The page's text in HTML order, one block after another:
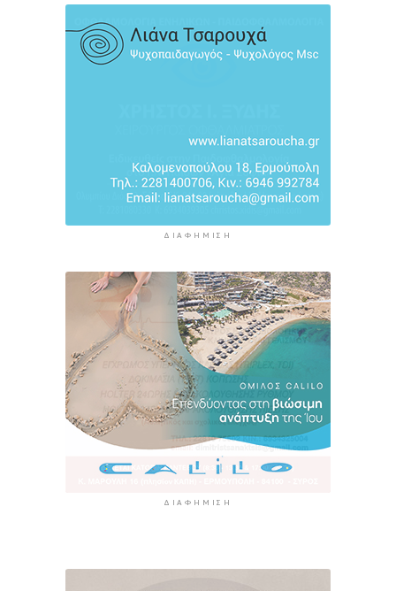
να μην εξαντληθούμε από τη ζέστη
11 ώρες 52 λεπτά πρίν
ΔΙΑΦΉΜΙΣΗ
ΔΙΑΦΉΜΙΣΗ